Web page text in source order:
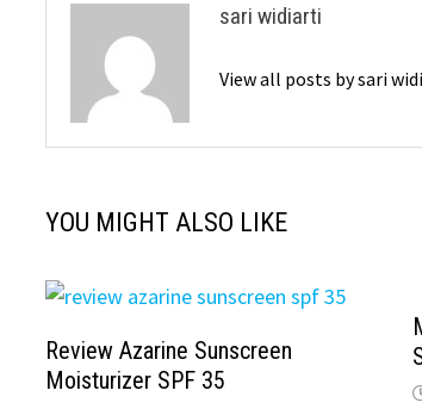
sari widiarti
View all posts by sari
YOU MIGHT ALSO LIKE
Review Azarine Sunscreen
Moisturizer SPF 35